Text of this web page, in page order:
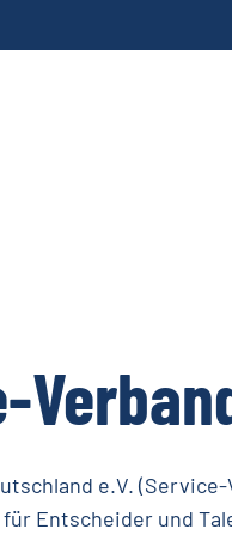
e.V.
Entscheider und